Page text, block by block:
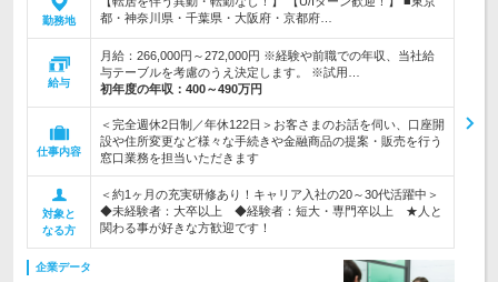
勤務地
都・神奈川県・千葉県・大阪府・京都府…
給与
月給：266,000円～272,000円 ※経験や前職での年収、当社給
与テーブルを考慮のうえ決定します。 ※試用…
初年度の年収： 400～490万円
仕事内容
＜完全週休2日制／年休122日＞お客さまのお話を伺い、口座開
設や住所変更など様々な手続きや金融商品の提案・販売を行う
窓口業務を担当いただきます
対象と
なる方
＜約1ヶ月の充実研修あり！キャリア入社の20～30代活躍中＞
◆未経験者：大卒以上 ◆経験者：短大・専門卒以上 ★人と
関わる事が好きな方歓迎です！
企業データ